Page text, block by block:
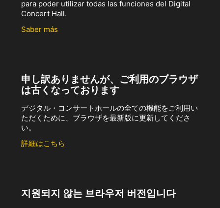
para poder utilizar todas las funciones del Digital
Concert Hall.
Saber más
申し訳ありませんが、ご利用のブラウザ
は古くなっております
デジタル・コンサートホールの全ての機能をご利用い
ただくために、ブラウザを最新版に更新してくださ
い。
詳細はこちら
지원되지 않는 브라우저 버전입니다